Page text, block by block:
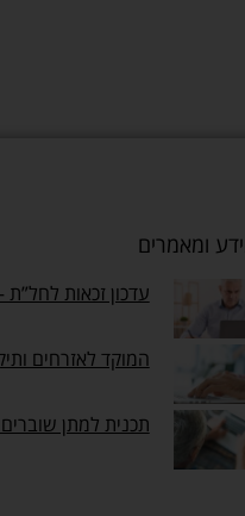
ומאמרים
עדכון זכאות
המוקד לאזרחים
תכנית למתן